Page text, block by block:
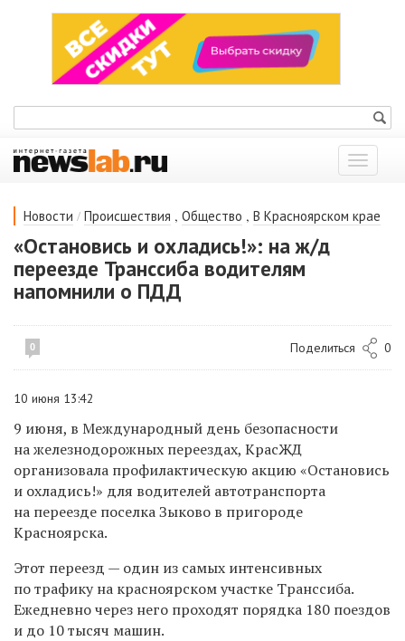
Показать
меню
Новости / Происшествия , Общество , В Красноярском крае
«Остановись и охладись!»: на ж/д
переезде Транссиба водителям
напомнили о ПДД
0 Поделиться 0
10 июня 13:42
9 июня, в Международный день безопасности
на железнодорожных переездах, КрасЖД
организовала профилактическую акцию «Остановись
и охладись!» для водителей автотранспорта
на переезде поселка Зыково в пригороде
Красноярска.
Этот переезд — один из самых интенсивных
по трафику на красноярском участке Транссиба.
Ежедневно через него проходят порядка 180 поездов
и до 10 тысяч машин.